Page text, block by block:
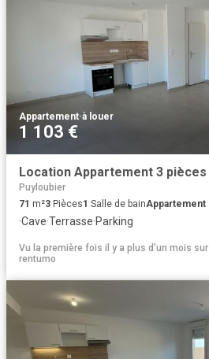
Appartement·à louer
1 103 €
Puyloubier
71 m²3 Pièces1 Salle de bainAppartement
·Cave·Terrasse·Parking
Vu la première fois il y a plus d'un mois sur
rentumo